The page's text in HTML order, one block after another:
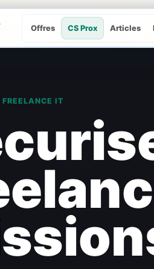
Offres CS Prox Articles
FREELANCE IT